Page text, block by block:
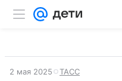
2 мая 2025 ТАСС